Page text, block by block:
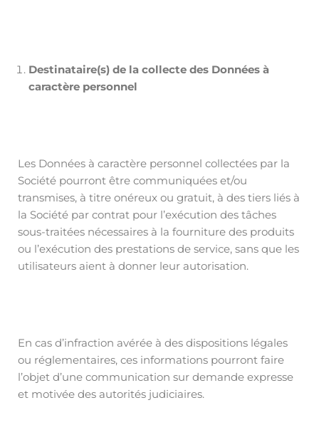
Destinataire(s) de la collecte des Données à
caractère personnel
Les Données à caractère personnel collectées par la
Société pourront être communiquées et/ou
transmises, à titre onéreux ou gratuit, à des tiers liés à
la Société par contrat pour l’exécution des tâches
sous-traitées nécessaires à la fourniture des produits
ou l’exécution des prestations de service, sans que les
utilisateurs aient à donner leur autorisation.
En cas d’infraction avérée à des dispositions légales
ou réglementaires, ces informations pourront faire
l’objet d’une communication sur demande expresse
et motivée des autorités judiciaires.